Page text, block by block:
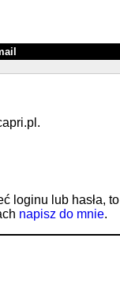
loginu lub hasła, to
napisz do mnie.